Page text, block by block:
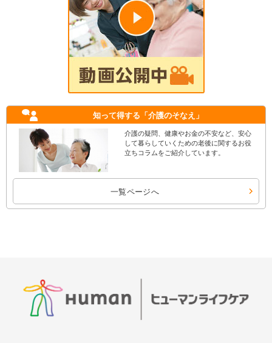
知って得する 「介護のそなえ」
介護の疑問、健康やお金の不安など、安心
して暮らしていくための老後に関するお役
立ちコラムをご紹介しています。
一覧ページへ